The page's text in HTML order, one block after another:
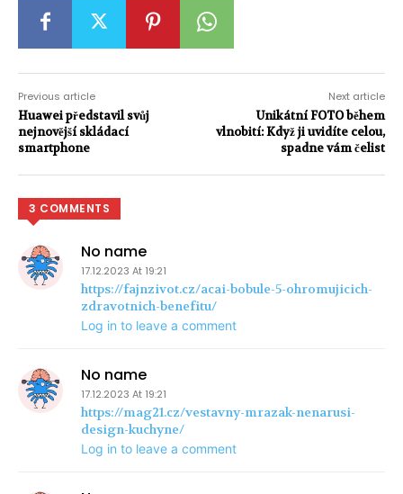
Previous article
Huawei představil svůj
nejnovější skládací
smartphone
Next article
Unikátní FOTO během
vlnobití: Když ji uvidíte celou,
spadne vám čelist
3 COMMENTS
No name
17.12.2023 At 19:21
https://fajnzivot.cz/acai-bobule-5-ohromujicich-
zdravotnich-benefitu/
Log in to leave a comment
No name
17.12.2023 At 19:21
https://mag21.cz/vestavny-mrazak-nenarusi-
design-kuchyne/
Log in to leave a comment